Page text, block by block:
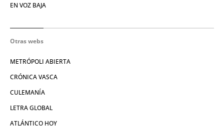
EN VOZ BAJA
Otras webs
METRÓPOLI ABIERTA
CRÓNICA VASCA
CULEMANÍA
LETRA GLOBAL
ATLÁNTICO HOY